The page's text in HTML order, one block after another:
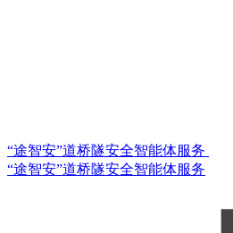
“途智安”道桥隧安全智能体服务
“途智安”道桥隧安全智能体服务